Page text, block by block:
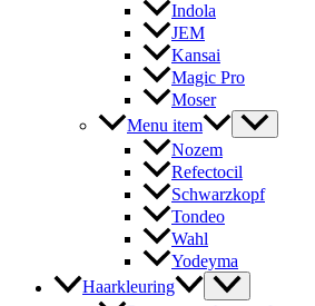
Indola
JEM
Kansai
Magic Pro
Moser
Menu item
Nozem
Refectocil
Schwarzkopf
Tondeo
Wahl
Yodeyma
Haarkleuring